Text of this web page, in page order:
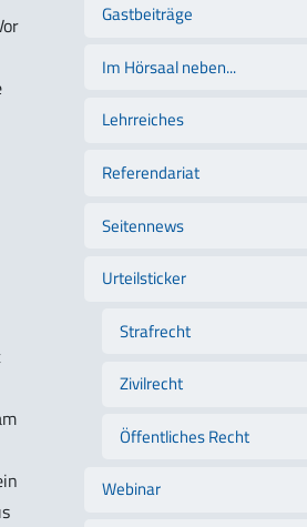
Gastbeiträge
Im Hörsaal neben...
Lehrreiches
Referendariat
Seitennews
Urteilsticker
Strafrecht
Zivilrecht
Öffentliches Recht
Webinar